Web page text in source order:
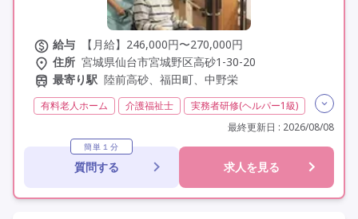
給与
【月給】246,000円〜270,000円
住所 宮城県仙台市宮城野区高砂1-30-20
最寄り駅 陸前高砂、福田町、中野栄
有料老人ホーム 介護福祉士
実務者研修(ヘルパー1級)
夜勤専従
残業月20時間以内
社会保険完備
交通費支給
年間休日110日以上
学歴不問
未経験歓迎
車通勤可
駅近
最終更新日 : 2026/08/08
簡単１分
質問する 求人を見る